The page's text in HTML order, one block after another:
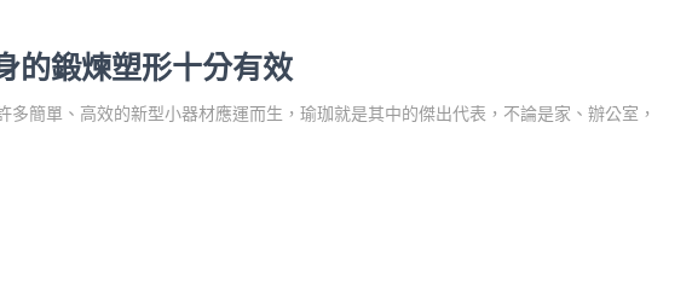
的鍛煉塑形十分有效
多簡單、高效的新型小器材應運而生，瑜珈就是其中的傑出代表，不論是家、辦公室，